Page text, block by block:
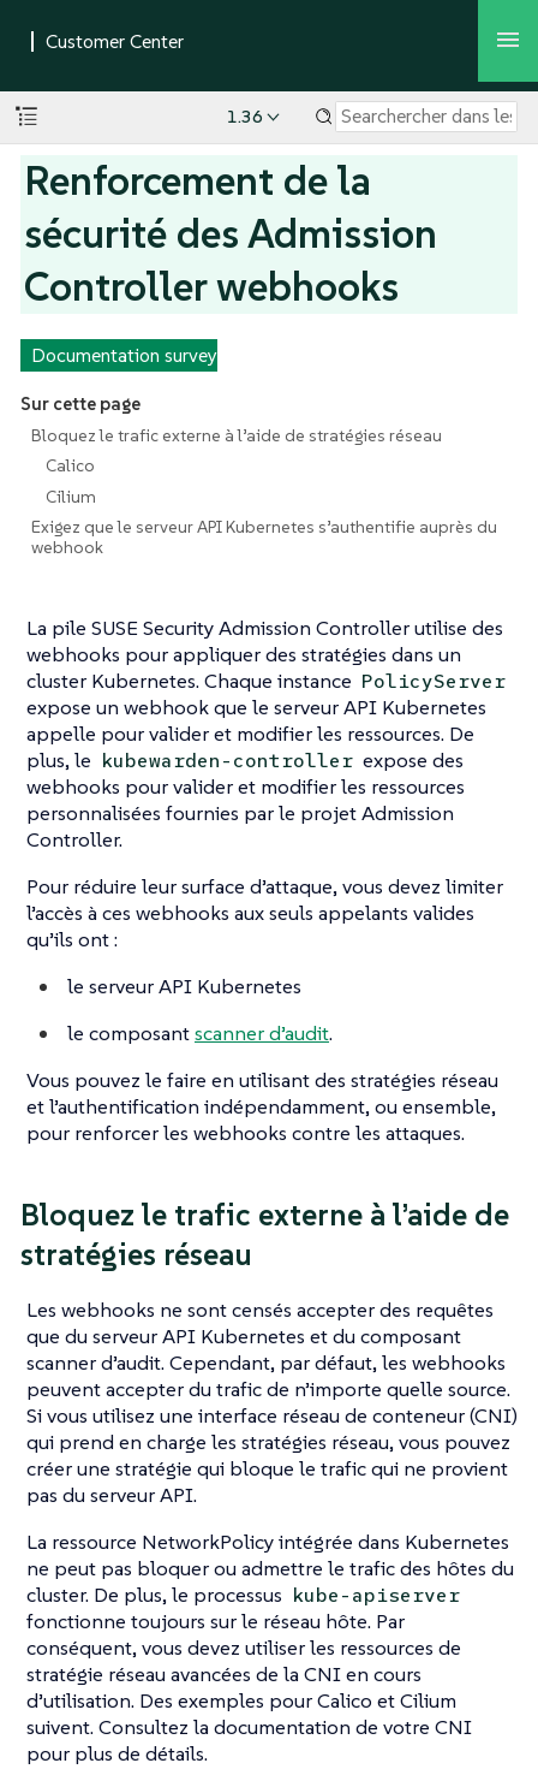
1.36
Renforcement de la
sécurité des Admission
Controller webhooks
Documentation survey
Sur cette page
Bloquez le trafic externe à l’aide de stratégies réseau
Calico
Cilium
Exigez que le serveur API Kubernetes s’authentifie auprès du
webhook
La pile SUSE Security Admission Controller utilise des
webhooks pour appliquer des stratégies dans un
cluster Kubernetes. Chaque instance PolicyServer
expose un webhook que le serveur API Kubernetes
appelle pour valider et modifier les ressources. De
plus, le kubewarden-controller expose des
webhooks pour valider et modifier les ressources
personnalisées fournies par le projet Admission
Controller.
Pour réduire leur surface d’attaque, vous devez limiter
l’accès à ces webhooks aux seuls appelants valides
qu’ils ont :
le serveur API Kubernetes
le composantscanner d’audit.
Vous pouvez le faire en utilisant des stratégies réseau
et l’authentification indépendamment, ou ensemble,
pour renforcer les webhooks contre les attaques.
Bloquez le trafic externe à l’aide de
stratégies réseau
Les webhooks ne sont censés accepter des requêtes
que du serveur API Kubernetes et du composant
scanner d’audit. Cependant, par défaut, les webhooks
peuvent accepter du trafic de n’importe quelle source.
Si vous utilisez une interface réseau de conteneur (CNI)
qui prend en charge les stratégies réseau, vous pouvez
créer une stratégie qui bloque le trafic qui ne provient
pas du serveur API.
La ressource NetworkPolicy intégrée dans Kubernetes
ne peut pas bloquer ou admettre le trafic des hôtes du
cluster. De plus, le processus kube-apiserver
fonctionne toujours sur le réseau hôte. Par
conséquent, vous devez utiliser les ressources de
stratégie réseau avancées de la CNI en cours
d’utilisation. Des exemples pour Calico et Cilium
suivent. Consultez la documentation de votre CNI
pour plus de détails.